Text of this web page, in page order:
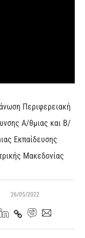
Περιφερειακή
Α/θμιας και Β/
Εκπαίδευσης
Μακεδονίας
26/05/2022